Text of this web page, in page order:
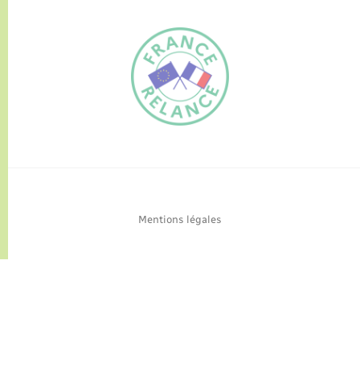
FR
Mentions légales